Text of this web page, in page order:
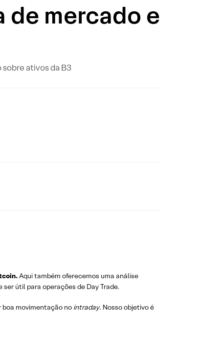
de mercado e
ativos da B3
Aqui também oferecemos uma análise
útil para operações de Day Trade.
movimentação no intraday. Nosso objetivo é